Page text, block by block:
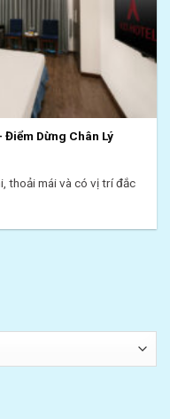
Điểm Dừng Chân Lý
thoải mái và có vị trí đắc